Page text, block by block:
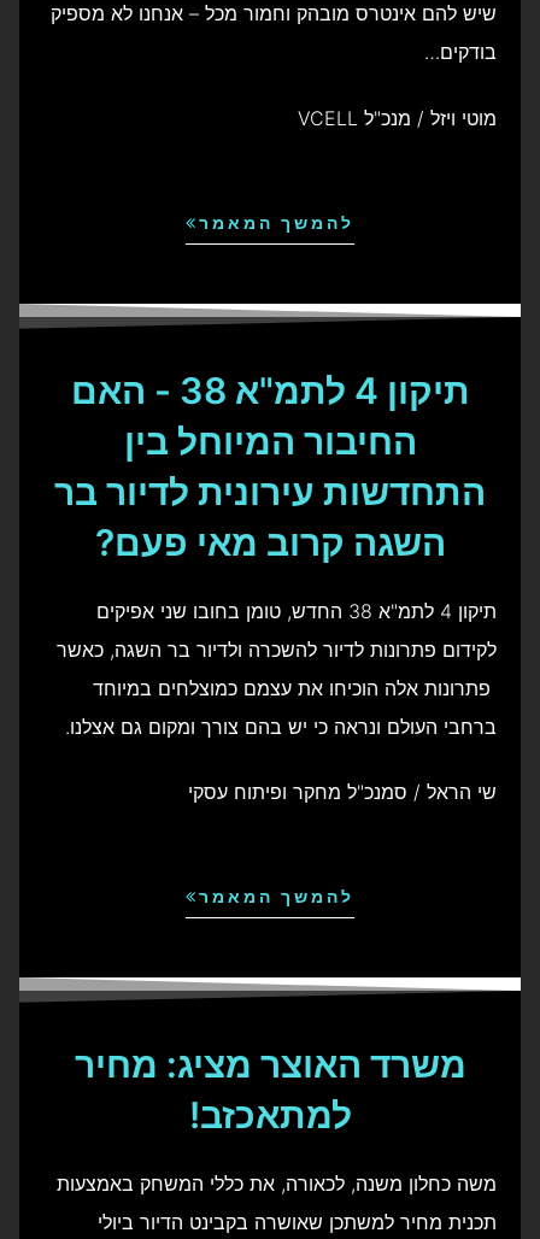
שיש להם אינטרס מובהק וחמור מכל – אנחנו לא מספיק
בודקים…
מוטי ויזל / מנכ"ל VCELL
להמשך המאמר
תיקון 4 לתמ"א 38 - האם
החיבור המיוחל בין
התחדשות עירונית לדיור בר
השגה קרוב מאי פעם?
תיקון 4 לתמ"א 38 החדש, טומן בחובו שני אפיקים
לקידום פתרונות לדיור להשכרה ולדיור בר השגה, כאשר
פתרונות אלה הוכיחו את עצמם כמוצלחים במיוחד
ברחבי העולם ונראה כי יש בהם צורך ומקום גם אצלנו.
שי הראל / סמנכ"ל מחקר ופיתוח עסקי
להמשך המאמר
משרד האוצר מציג: מחיר
למתאכזב!
משה כחלון משנה, לכאורה, את כללי המשחק באמצעות
תכנית מחיר למשתכן שאושרה בקבינט הדיור ביולי